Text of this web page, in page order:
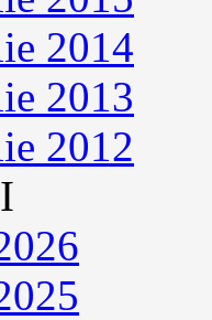
2014
2013
2012